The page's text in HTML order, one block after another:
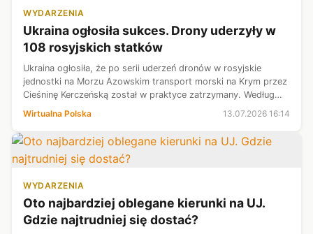
WYDARZENIA
Ukraina ogłosiła sukces. Drony uderzyły w
108 rosyjskich statków
Ukraina ogłosiła, że po serii uderzeń dronów w rosyjskie
jednostki na Morzu Azowskim transport morski na Krym przez
Cieśninę Kerczeńską został w praktyce zatrzymany. Według
Wirtualna Polska 13.07.2026 16:14
WYDARZENIA
Oto najbardziej oblegane kierunki na UJ.
Gdzie najtrudniej się dostać?